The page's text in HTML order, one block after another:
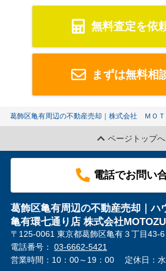
無料査定を依
まずは無料相
葛飾区亀有周辺の不動産売却｜株式会社 ＭＯＴ
ページトップへ
電話でお問い
葛飾区亀有周辺の不動産売却｜ハ
亀有環七通り店 株式会社
〒125-0061 東京都葛飾区亀有３丁目43-
電話番号： 03-6662-5421
営業時間：10：00～19：00
定休日：